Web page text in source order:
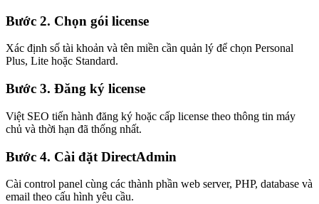
Bước 2. Chọn gói license
Xác định số tài khoản và tên miền cần quản lý để chọn Personal
Plus, Lite hoặc Standard.
Bước 3. Đăng ký license
Việt SEO tiến hành đăng ký hoặc cấp license theo thông tin máy
chủ và thời hạn đã thống nhất.
Bước 4. Cài đặt DirectAdmin
Cài control panel cùng các thành phần web server, PHP, database và
email theo cấu hình yêu cầu.